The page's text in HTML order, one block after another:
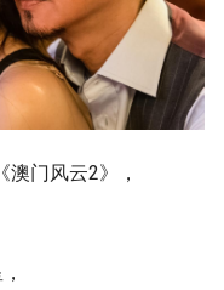
门风云2》，